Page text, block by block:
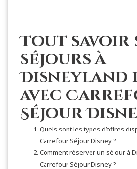
Tout savoir
séjours à
Disneyland
avec
Séjour
Quels sont les types d’offres
Carrefour Séjour Disney ?
Comment réserver un séjour à
Carrefour Séjour Disney ?